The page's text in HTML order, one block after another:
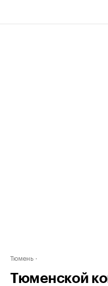
Тюмень
Тюменской